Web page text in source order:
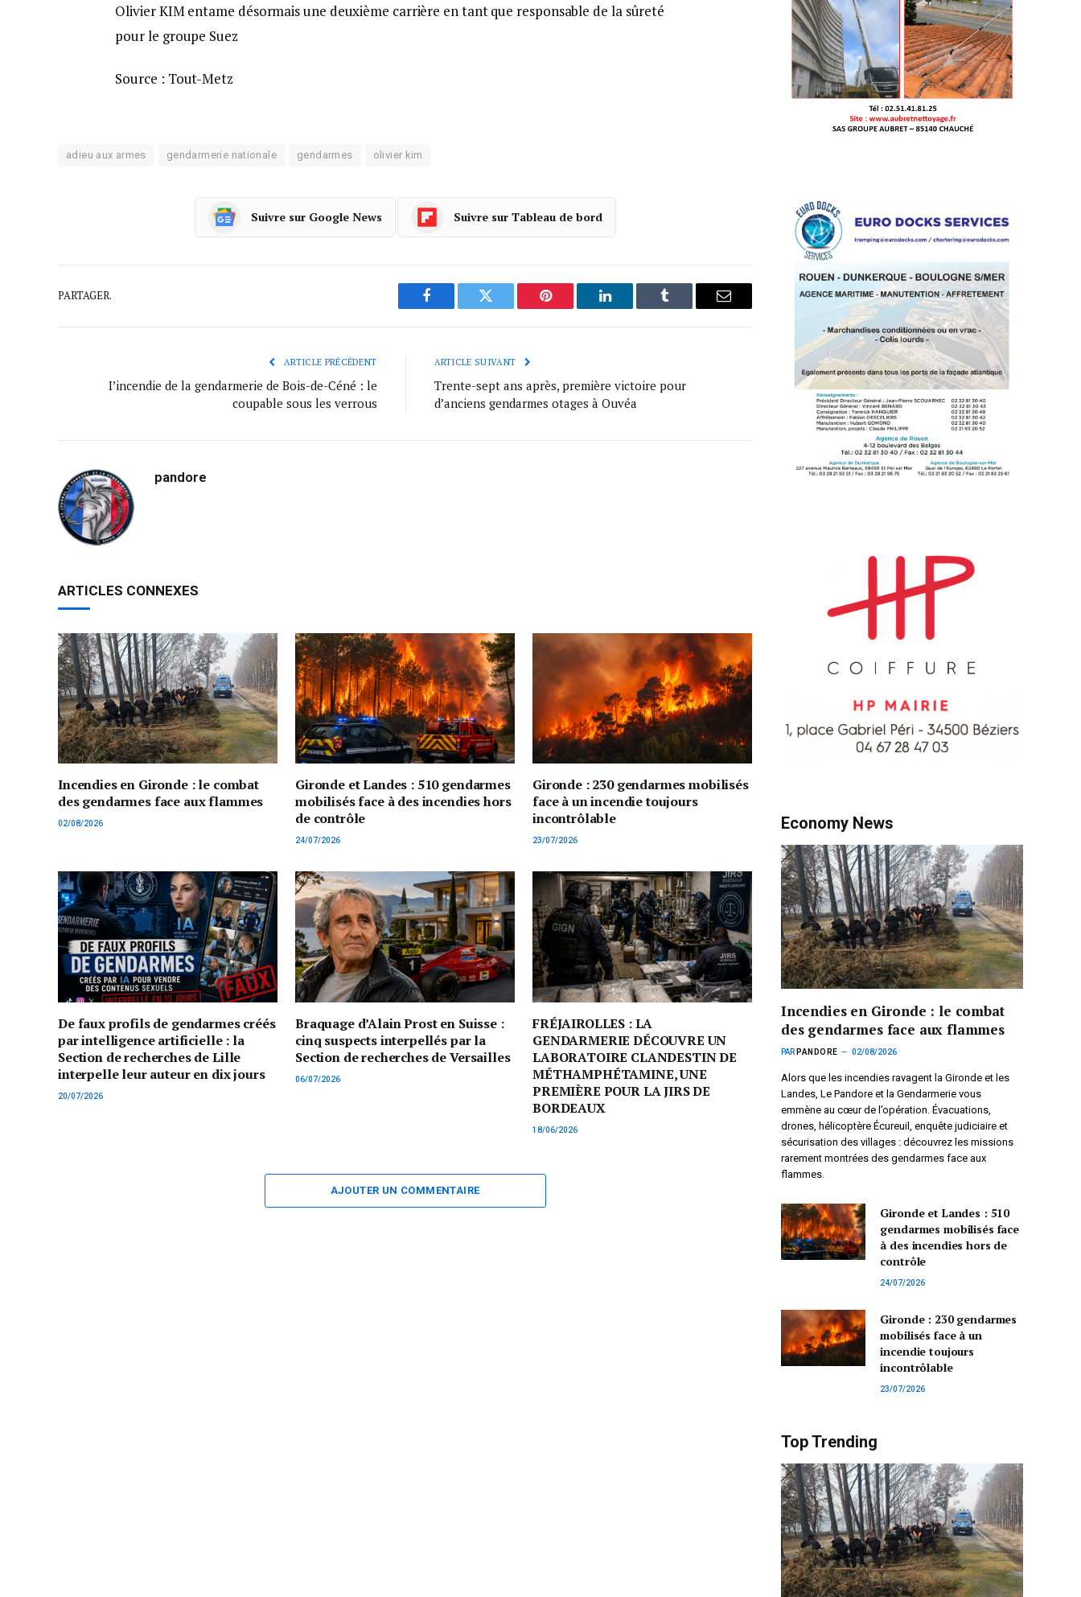
Olivier KIM entame désormais une deuxième carrière en tant que responsable de la sûreté
pour le groupe Suez
Source : Tout-Metz
adieu aux armes gendarmerie nationale gendarmes olivier kim
Suivre sur Google News Suivre sur Tableau de bord
PARTAGER.
Facebook Twitter Pinterest LinkedIn Tumblr Courriel
ARTICLE PRÉCÉDENT
I’incendie de la gendarmerie de Bois-de-Céné : le
coupable sous les verrous
ARTICLE SUIVANT
Trente-sept ans après, première victoire pour
d’anciens gendarmes otages à Ouvéa
pandore
ARTICLES CONNEXES
Incendies en Gironde : le combat
des gendarmes face aux flammes
02/08/2026
Gironde et Landes : 510 gendarmes
mobilisés face à des incendies hors
de contrôle
24/07/2026
Gironde : 230 gendarmes mobilisés
face à un incendie toujours
incontrôlable
23/07/2026
De faux profils de gendarmes créés
par intelligence artificielle : la
Section de recherches de Lille
interpelle leur auteur en dix jours
20/07/2026
Braquage d’Alain Prost en Suisse :
cinq suspects interpellés par la
Section de recherches de Versailles
06/07/2026
FRÉJAIROLLES : LA
GENDARMERIE DÉCOUVRE UN
LABORATOIRE CLANDESTIN DE
MÉTHAMPHÉTAMINE, UNE
PREMIÈRE POUR LA JIRS DE
BORDEAUX
18/06/2026
AJOUTER UN COMMENTAIRE
Economy News
Incendies en Gironde : le combat
des gendarmes face aux flammes
PAR PANDORE 02/08/2026
Alors que les incendies ravagent la Gironde et les
Landes, Le Pandore et la Gendarmerie vous
emmène au cœur de l’opération. Évacuations,
drones, hélicoptère Écureuil, enquête judiciaire et
sécurisation des villages : découvrez les missions
rarement montrées des gendarmes face aux
flammes.
Gironde et Landes : 510
gendarmes mobilisés face
à des incendies hors de
contrôle
24/07/2026
Gironde : 230 gendarmes
mobilisés face à un
incendie toujours
incontrôlable
23/07/2026
Top Trending